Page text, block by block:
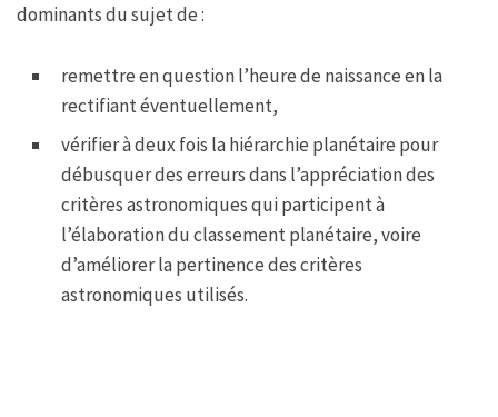
dominants du sujet de :
remettre en question l’heure de naissance en la
rectifiant éventuellement,
vérifier à deux fois la hiérarchie planétaire pour
débusquer des erreurs dans l’appréciation des
critères astronomiques qui participent à
l’élaboration du classement planétaire, voire
d’améliorer la pertinence des critères
astronomiques utilisés.